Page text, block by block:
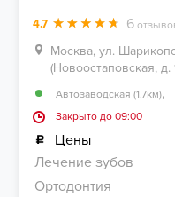
4.7 6
Москва, ул.
(Новоостаповская, д.
Автозаводская (1.7км),
Закрыто до 09:00
Цены
Лечение зубов
Ортодонтия